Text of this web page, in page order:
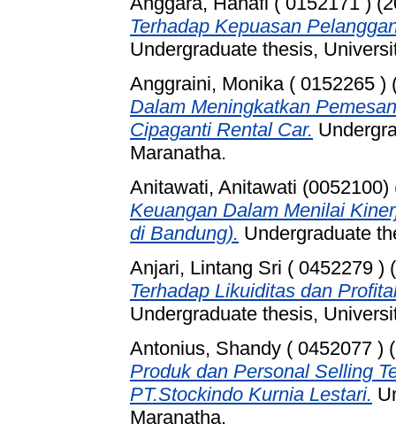
Terhadap Kepuasan
Undergraduate thesis,
Anggraini, Monika ( 0152265 )
Dalam Meningkatkan
Cipaganti Rental Car.
Maranatha.
Anitawati, Anitawati (0052100)
Keuangan Dalam Menilai
di Bandung). Undergraduate
Anjari, Lintang Sri ( 0452279 )
Terhadap Likuiditas dan
Undergraduate thesis,
Antonius, Shandy ( 0452077 )
Produk dan Personal Selling
PT.Stockindo Kurnia Lestari.
Maranatha.